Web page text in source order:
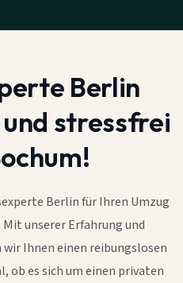
Berlin
stressfrei
Berlin für Ihren Umzug
unserer Erfahrung und
Ihnen einen reibungslosen
ob es sich um einen privaten